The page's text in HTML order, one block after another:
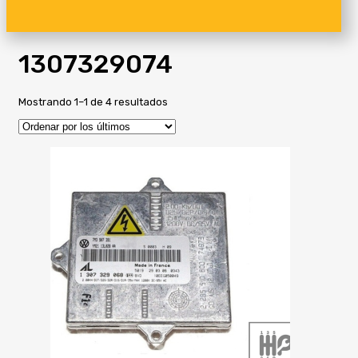
1307329074
Mostrando 1–1 de 4 resultados
los
últimos